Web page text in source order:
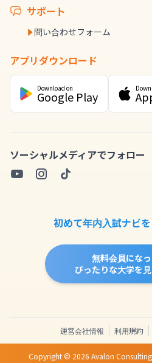
サポート
問い合わせフォーム
アプリダウンロード
Download on
Google Play
ソーシャルメディアでフォロー
初めて年内入試ナビ
無料会員にな
ぴったりな大学を
運営会社情報 利用規約
Copyright © 2026 Avalon